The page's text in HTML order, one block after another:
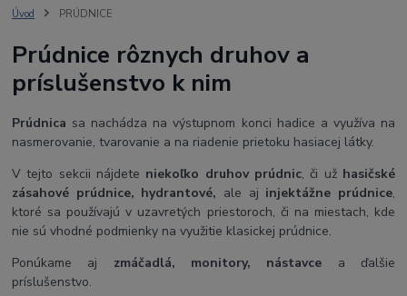
Úvod PRÚDNICE
Prúdnice rôznych druhov a
príslušenstvo k nim
Prúdnica sa nachádza na výstupnom konci hadice a využíva na
nasmerovanie, tvarovanie a na riadenie prietoku hasiacej látky.
V tejto sekcii nájdete niekoľko druhov prúdnic, či už hasičské
zásahové prúdnice, hydrantové, ale aj injektážne prúdnice,
ktoré sa používajú v uzavretých priestoroch, či na miestach, kde
nie sú vhodné podmienky na využitie klasickej prúdnice.
Ponúkame aj zmáčadlá, monitory, nástavce a ďalšie
príslušenstvo.